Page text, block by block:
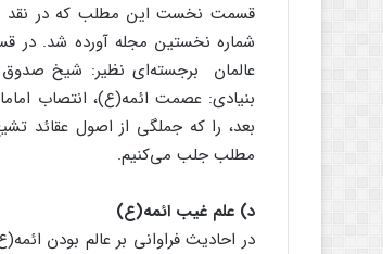
قسمت نخست این مطلب که در نقد
شماره نخستین مجله آورده شد. در
عالمان برجسته‌ای نظیر: شیخ
بنیادی: عصمت ائمه(ع)، انتصاب
بعد، را که جملگی از اصول عقائد
مطلب جلب می‌کنیم.
د) علم غیب ائمه(ع)
در احادیث فراوانی بر عالم بودن